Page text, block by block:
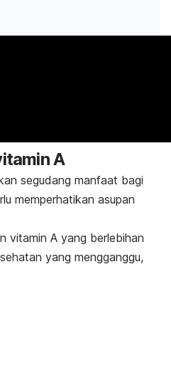
A
segudang manfaat bagi
memperhatikan asupan
vitamin A yang berlebihan
yang mengganggu,